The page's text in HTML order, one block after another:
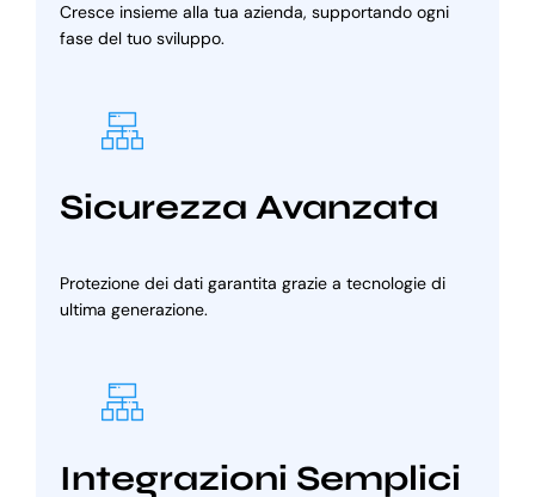
Cresce insieme alla tua azienda, supportando ogni
fase del tuo sviluppo.
Sicurezza Avanzata
Protezione dei dati garantita grazie a tecnologie di
ultima generazione.
Integrazioni Semplici